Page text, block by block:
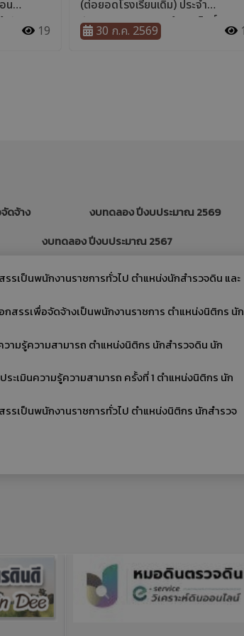
ดจ้าง
งบทดลอง ปีงบประมาณ 2569
งบทดลอง ปีงบประมาณ 2567
เป็นพนักงานราชการทั่วไป ตำแหน่งนักสำรวจดิน และ
สรรเพื่อจัดจ้างเป็นพนักงานราชการ ตำแหน่งนิติกร นัก
ามรู้ความสามารถ ตำแหน่งนิติกร นักสำรวจดิน นัก
ะเมินความรู้ความสามารถ ครั้งที่ 1 ตำแหน่งนิติกร นัก
รเป็นพนักงานราชการทั่วไป ตำแหน่งนิติกร นักสำรวจ